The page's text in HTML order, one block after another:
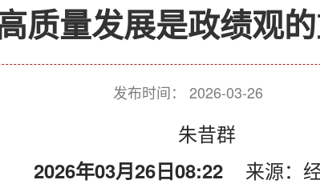
质量发展是政绩观
发布时间： 2026-03-26
朱昔群
2026年03月26日08:22 来源：